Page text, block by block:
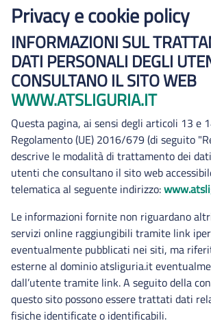
Privacy e cookie policy
INFORMAZIONI SUL
DATI PERSONALI DEGLI
CONSULTANO IL SITO WEB
WWW.ATSLIGURIA.IT
Questa pagina, ai sensi degli articoli 13 e
Regolamento (UE) 2016/679 (di seguito
descrive le modalità di trattamento dei
utenti che consultano il sito web
telematica al seguente indirizzo:
Le informazioni fornite non riguardano
servizi online raggiungibili tramite link
eventualmente pubblicati nei siti, ma
esterne al dominio atsliguria.it
dall’utente tramite link. A seguito della
questo sito possono essere trattati dati
fisiche identificate o identificabili.